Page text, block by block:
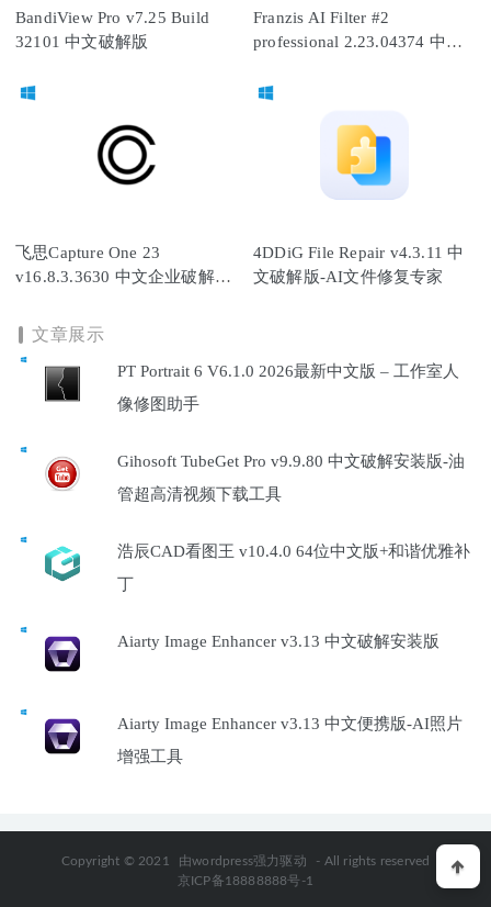
BandiView Pro v7.25 Build
32101 中文破解版
Franzis AI Filter #2
professional 2.23.04374 中文
飞思Capture One 23
v16.8.3.3630 中文企业破解版-
4DDiG File Repair v4.3.11 中
文破解版-AI文件修复专家
文章展示
PT Portrait 6 V6.1.0 2026最新中文版 – 工作室人
像修图助手
Gihosoft TubeGet Pro v9.9.80 中文破解安装版-油
管超高清视频下载工具
浩辰CAD看图王 v10.4.0 64位中文版+和谐优雅补
丁
Aiarty Image Enhancer v3.13 中文破解安装版
Aiarty Image Enhancer v3.13 中文便携版-AI照片
增强工具
Copyright © 2021 由wordpress强力驱动
- All rights reserved
京ICP备18888888号-1